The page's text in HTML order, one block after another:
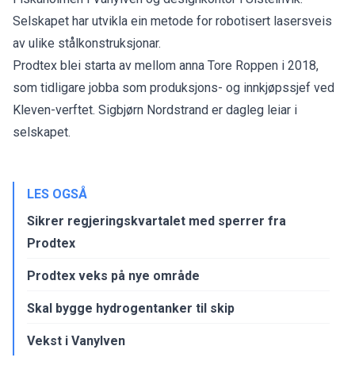
Selskapet har utvikla ein metode for robotisert lasersveis
av ulike stålkonstruksjonar.
Prodtex blei starta av mellom anna Tore Roppen i 2018,
som tidligare jobba som produksjons- og innkjøpssjef ved
Kleven-verftet. Sigbjørn Nordstrand er dagleg leiar i
selskapet.
LES OGSÅ
Sikrer regjeringskvartalet med sperrer fra
Prodtex
Prodtex veks på nye område
Skal bygge hydrogentanker til skip
Vekst i Vanylven